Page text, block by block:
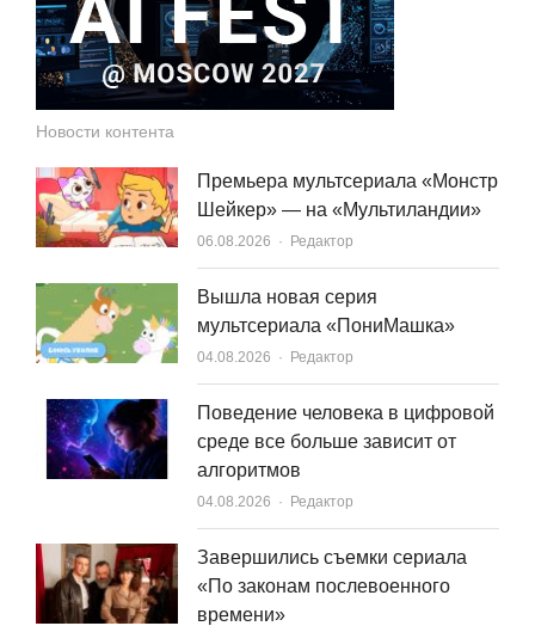
Новости контента
Премьера мультсериала «Монстр
Шейкер» — на «Мультиландии»
06.08.2026 Author
Редактор
Вышла новая серия
мультсериала «ПониМашка»
04.08.2026 Author
Редактор
Поведение человека в цифровой
среде все больше зависит от
алгоритмов
04.08.2026 Author
Редактор
Завершились съемки сериала
«По законам послевоенного
времени»